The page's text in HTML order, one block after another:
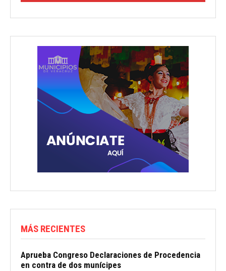
MÁS RECIENTES
Aprueba Congreso Declaraciones de Procedencia
en contra de dos munícipes